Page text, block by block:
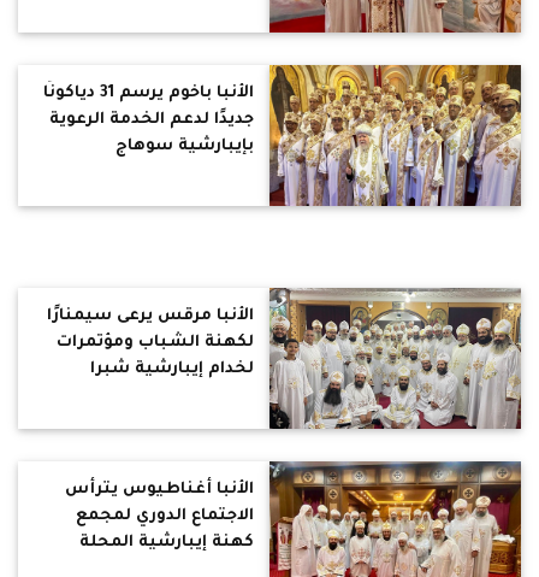
الأنبا باخوم يرسم 31 دياكونًا
جديدًا لدعم الخدمة الرعوية
بإيبارشية سوهاج
الأنبا مرقس يرعى سيمنارًا
لكهنة الشباب ومؤتمرات
لخدام إيبارشية شبرا
الأنبا أغناطيوس يترأس
الاجتماع الدوري لمجمع
كهنة إيبارشية المحلة